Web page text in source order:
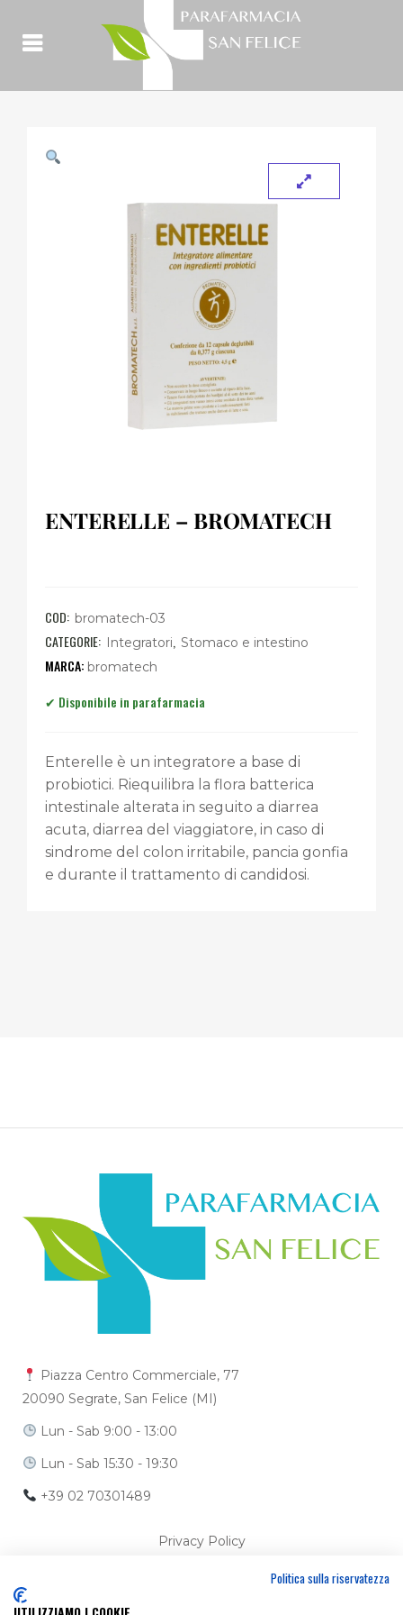
ENTERELLE – BROMATECH
COD: bromatech-03
CATEGORIE: Integratori Stomaco e intestino
bromatech
Enterelle è un integratore a base di
probiotici. Riequilibra la flora batterica
intestinale alterata in seguito a diarrea
acuta, diarrea del viaggiatore, in caso di
sindrome del colon irritabile, pancia gonfia
e durante il trattamento di candidosi.
Piazza Centro Commerciale, 77
20090 Segrate, San Felice (MI)
Lun - Sab 9:00 - 13:00
Lun - Sab 15:30 - 19:30
+39 02 70301489
Privacy Policy
Politica sulla riservatezza